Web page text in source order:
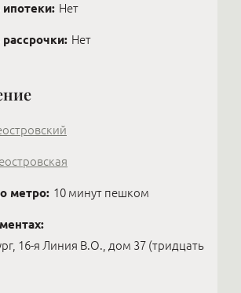
ремонтом: сегодня их дефицит, и
делает бизнес: покупает квартиру
наслаждение от созидания
Нет
Нет
метро: 10 минут пешком
16-я Линия В.О., дом 37 (тридцать